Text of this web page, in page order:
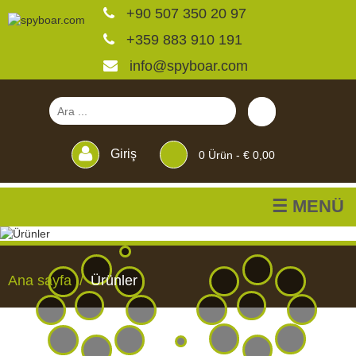
+90 507 350 20 97
+359 883 910 191
info@spyboar.com
Giriş 0Ürün - € 0,00
☰ MENÜ
AV
CANLI
CCTV
YEMLIKLERPERDELER
Av kameraları
Canlı görüntülü izleme
kameraları
Ana sayfa Ürünler